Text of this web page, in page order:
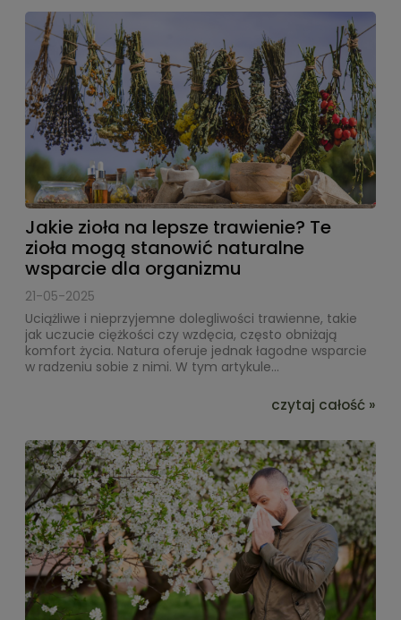
Jakie zioła na lepsze trawienie? Te
zioła mogą stanowić naturalne
wsparcie dla organizmu
21-05-2025
Uciążliwe i nieprzyjemne dolegliwości trawienne, takie
jak uczucie ciężkości czy wzdęcia, często obniżają
komfort życia. Natura oferuje jednak łagodne wsparcie
w radzeniu sobie z nimi. W tym artykule...
czytaj całość »